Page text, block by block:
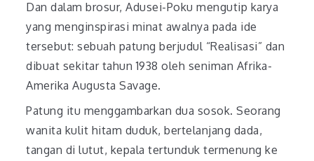
Dan dalam brosur, Adusei-Poku mengutip karya
yang menginspirasi minat awalnya pada ide
tersebut: sebuah patung berjudul “Realisasi” dan
dibuat sekitar tahun 1938 oleh seniman Afrika-
Amerika Augusta Savage.
Patung itu menggambarkan dua sosok. Seorang
wanita kulit hitam duduk, bertelanjang dada,
tangan di lutut, kepala tertunduk termenung ke